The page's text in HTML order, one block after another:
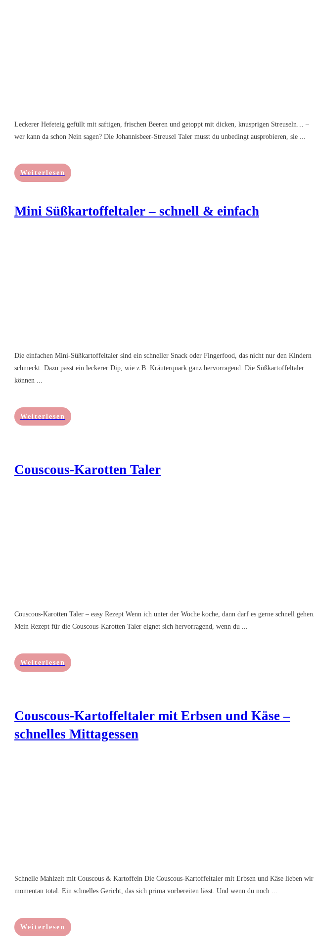
Leckerer Hefeteig gefüllt mit saftigen, frischen Beeren und getoppt mit dicken, knusprigen Streuseln… –
wer kann da schon Nein sagen? Die Johannisbeer-Streusel Taler musst du unbedingt ausprobieren, sie
Weiterlesen
Mini Süßkartoffeltaler – schnell & einfach
Die einfachen Mini-Süßkartoffeltaler sind ein schneller Snack oder Fingerfood, das nicht nur den Kindern
schmeckt. Dazu passt ein leckerer Dip, wie z.B. Kräuterquark ganz hervorragend. Die Süßkartoffeltaler
können
Weiterlesen
Couscous-Karotten Taler
Couscous-Karotten Taler – easy Rezept Wenn ich unter der Woche koche, dann darf es gerne schnell gehen.
Mein Rezept für die Couscous-Karotten Taler eignet sich hervorragend, wenn du
Weiterlesen
Couscous-Kartoffeltaler mit Erbsen und Käse –
schnelles Mittagessen
Schnelle Mahlzeit mit Couscous & Kartoffeln Die Couscous-Kartoffeltaler mit Erbsen und Käse lieben wir
momentan total. Ein schnelles Gericht, das sich prima vorbereiten lässt. Und wenn du noch
Weiterlesen